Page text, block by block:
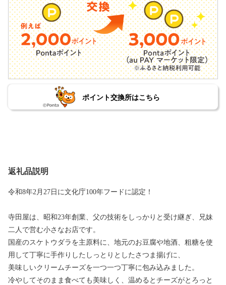
ポイント交換所はこちら
返礼品説明
令和8年2月27日に文化庁100年フードに認定！
寺田屋は、昭和23年創業、父の技術をしっかりと受け継ぎ、兄妹
二人で営む小さなお店です。
国産のスケトウダラを主原料に、地元のお豆腐や地酒、粗糖を使
用して丁寧に手作りしたしっとりとしたさつま揚げに、
美味しいクリームチーズを一つ一つ丁寧に包み込みました。
冷やしてそのまま食べても美味しく、温めるとチーズがとろっと